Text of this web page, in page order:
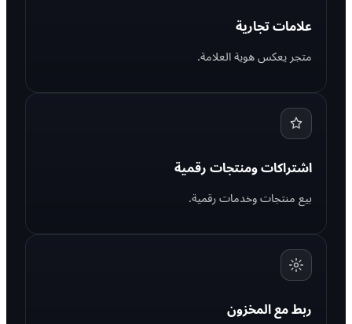
علامات تجارية
متجر يعكس هوية العلامة.
اشتراكات ومنتجات رقمية
بيع منتجات وخدمات رقمية.
ربط مع المخزون